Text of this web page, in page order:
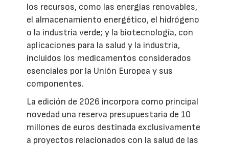
los recursos, como las energías renovables,
el almacenamiento energético, el hidrógeno
o la industria verde; y la biotecnología, con
aplicaciones para la salud y la industria,
incluidos los medicamentos considerados
esenciales por la Unión Europea y sus
componentes.
La edición de 2026 incorpora como principal
novedad una reserva presupuestaria de 10
millones de euros destinada exclusivamente
a proyectos relacionados con la salud de las